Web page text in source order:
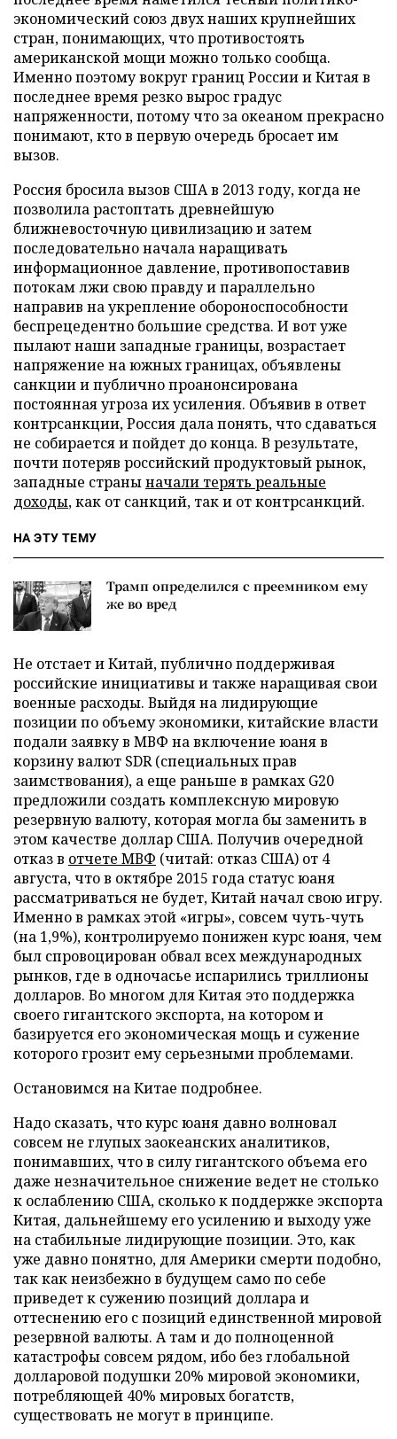
экономический союз двух наших крупнейших
стран, понимающих, что противостоять
американской мощи можно только сообща.
Именно поэтому вокруг границ России и Китая в
последнее время резко вырос градус
напряженности, потому что за океаном прекрасно
понимают, кто в первую очередь бросает им
вызов.
Россия бросила вызов США в 2013 году, когда не
позволила растоптать древнейшую
ближневосточную цивилизацию и затем
последовательно начала наращивать
информационное давление, противопоставив
потокам лжи свою правду и параллельно
направив на укрепление обороноспособности
беспрецедентно большие средства. И вот уже
пылают наши западные границы, возрастает
напряжение на южных границах, объявлены
санкции и публично проанонсирована
постоянная угроза их усиления. Объявив в ответ
контрсанкции, Россия дала понять, что сдаваться
не собирается и пойдет до конца. В результате,
почти потеряв российский продуктовый рынок,
западные страныначали терять реальные
доходы, как от санкций, так и от контрсанкций.
НА ЭТУ ТЕМУ
Трамп определился с преемником ему
же во вред
Не отстает и Китай, публично поддерживая
российские инициативы и также наращивая свои
военные расходы. Выйдя на лидирующие
позиции по объему экономики, китайские власти
подали заявку в МВФ на включение юаня в
корзину валют SDR (специальных прав
заимствования), а еще раньше в рамках G20
предложили создать комплексную мировую
резервную валюту, которая могла бы заменить в
этом качестве доллар США. Получив очередной
отказ в отчете МВФ (читай: отказ США) от 4
августа, что в октябре 2015 года статус юаня
рассматриваться не будет, Китай начал свою игру.
Именно в рамках этой «игры», совсем чуть-чуть
(на 1,9%), контролируемо понижен курс юаня, чем
был спровоцирован обвал всех международных
рынков, где в одночасье испарились триллионы
долларов. Во многом для Китая это поддержка
своего гигантского экспорта, на котором и
базируется его экономическая мощь и сужение
которого грозит ему серьезными проблемами.
Остановимся на Китае подробнее.
Надо сказать, что курс юаня давно волновал
совсем не глупых заокеанских аналитиков,
понимавших, что в силу гигантского объема его
даже незначительное снижение ведет не столько
к ослаблению США, сколько к поддержке экспорта
Китая, дальнейшему его усилению и выходу уже
на стабильные лидирующие позиции. Это, как
уже давно понятно, для Америки смерти подобно,
так как неизбежно в будущем само по себе
приведет к сужению позиций доллара и
оттеснению его с позиций единственной мировой
резервной валюты. А там и до полноценной
катастрофы совсем рядом, ибо без глобальной
долларовой подушки 20% мировой экономики,
потребляющей 40% мировых богатств,
существовать не могут в принципе.